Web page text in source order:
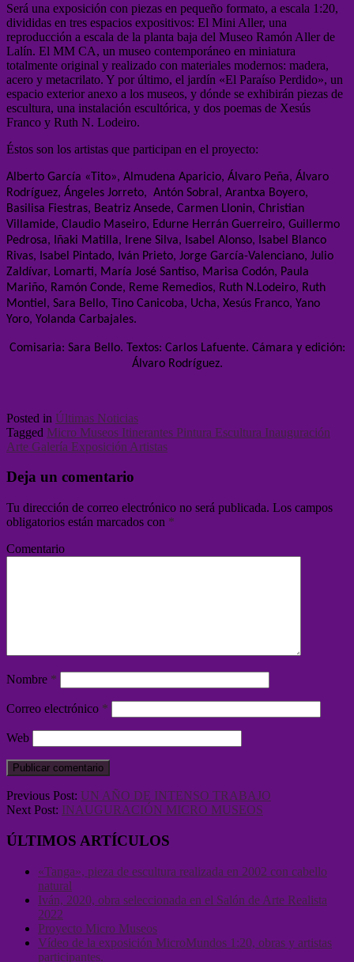
Será una exposición con piezas en pequeño formato, a escala 1:20,
divididas en tres espacios expositivos: El Mini Aller, una
reproducción a escala de la planta baja del Museo Ramón Aller de
Lalín. El MM CA, un museo contemporáneo en miniatura
totalmente original y realizado con materiales modernos: madera,
acero y metacrilato. Y por último, el jardín «El Paraíso Perdido», un
espacio exterior anexo a los museos, y dónde se exhibirán piezas de
escultura, una instalación escultórica, y dos poemas de Xesús
Franco y Ruth N. Lodeiro.
Éstos son los artistas que participan en el proyecto:
Alberto García «Tito», Almudena Aparicio, Álvaro Peña, Álvaro
Rodríguez, Ángeles Jorreto, Antón Sobral, Arantxa Boyero,
Basilisa Fiestras, Beatriz Ansede, Carmen Llonin, Christian
Villamide, Claudio Maseiro, Edurne Herrán Guerreiro, Guillermo
Pedrosa, Iñaki Matilla, Irene Silva, Isabel Alonso, Isabel Blanco
Rivas, Isabel Pintado, Iván Prieto, Jorge García-Valenciano, Julio
Zaldívar, Lomarti, María José Santiso, Marisa Codón, Paula
Mariño, Ramón Conde, Reme Remedios, Ruth N.Lodeiro, Ruth
Montiel, Sara Bello, Tino Canicoba, Ucha, Xesús Franco, Yano
Yoro, Yolanda Carbajales.
Comisaria: Sara Bello. Textos: Carlos Lafuente. Cámara y edición:
Álvaro Rodríguez.
Posted in Últimas Noticias
Tagged Micro Museos Itinerantes Pintura Escultura Inauguración
Arte Galería Exposición Artistas
Deja un comentario
Tu dirección de correo electrónico no será publicada. Los campos
obligatorios están marcados con *
Comentario
Nombre *
Correo electrónico *
Web
Previous Post: UN AÑO DE INTENSO TRABAJO
Next Post: INAUGURACIÓN MICRO MUSEOS
ÚLTIMOS ARTÍCULOS
«Tanga», pieza de escultura realizada en 2002 con cabello
natural
Iván, 2020, obra seleccionada en el Salón de Arte Realista
2022
Proyecto Micro Museos
Vídeo de la exposición MicroMundos 1:20, obras y artistas
participantes.